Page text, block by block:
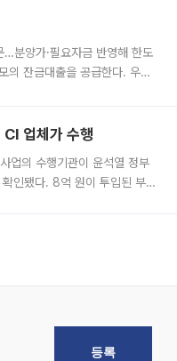
분양가·필요자금 반영해 한도
의 잔금대출을 공급한다. 우리
업체가 수행
업의 수행기관이 윤석열 정부
인됐다. 8억 원이 투입된 부산